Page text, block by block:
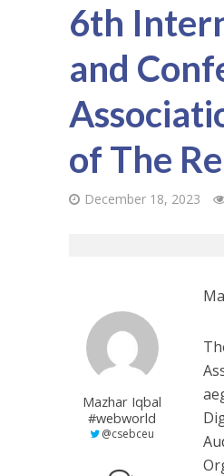
6th
and
of The
December 18, 2023
Mazhar Iqbal
#webworld
@csebceu